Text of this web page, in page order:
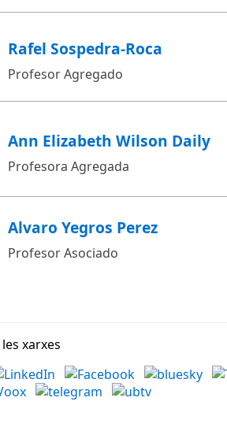
Rafel Sospedra-Roca
Profesor Agregado
Ann Elizabeth Wilson Daily
Profesora Agregada
Alvaro Yegros Perez
Profesor Asociado
xarxes